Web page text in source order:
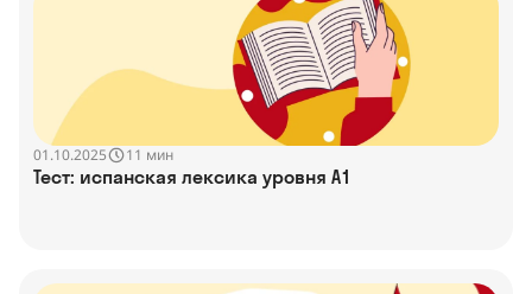
01.10.2025 11 мин
Тест: испанская лексика уровня A1